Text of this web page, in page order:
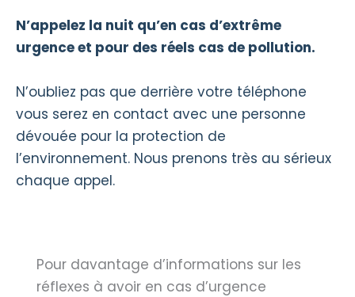
N’appelez la nuit qu’en cas d’extrême
urgence et pour des réels cas de pollution.
N’oubliez pas que derrière votre téléphone
vous serez en contact avec une personne
dévouée pour la protection de
l’environnement. Nous prenons très au sérieux
chaque appel.
Pour davantage d’informations sur les
réflexes à avoir en cas d’urgence